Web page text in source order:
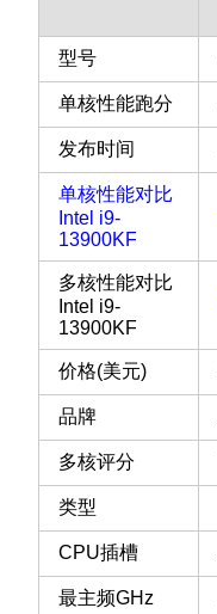
型号
单核性能跑分
发布时间
单核性能对比
Intel i9-
13900KF
多核性能对比
Intel i9-
13900KF
价格(美元)
品牌
多核评分
类型
CPU插槽
最主频GHz